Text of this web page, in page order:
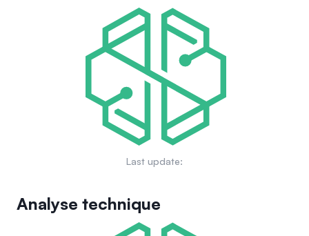
révolutionne le fonctionnement des applications
décentralisées (dApps). En améliorant la compatibilité inter-
chaînes et en développant des fonctionnalités telles que les
machines virtuelles confidentielles, Aleph.im vise à
devenir un élément central dans le paysage en évolution de
la finance décentralisée (DeFi) et à faciliter l'interopérabilité
fluide sur plusieurs plateformes blockchain.
Last update:
Analyse technique